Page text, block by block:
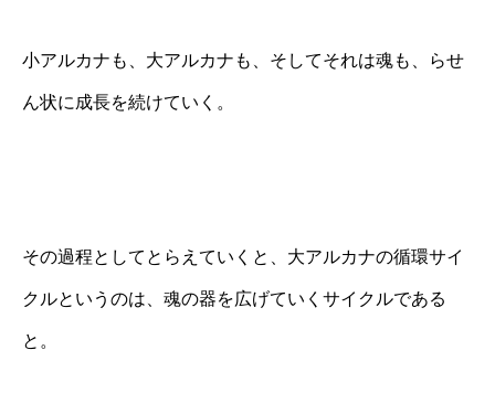
小アルカナも、大アルカナも、そしてそれは魂も、らせ
ん状に成長を続けていく。
その過程としてとらえていくと、大アルカナの循環サイ
クルというのは、魂の器を広げていくサイクルである
と。